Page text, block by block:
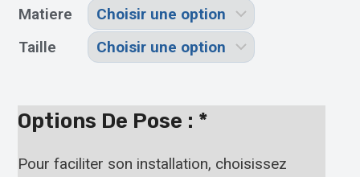
Matiere
Taille
Options De Pose : *
Pour faciliter son installation, choisissez